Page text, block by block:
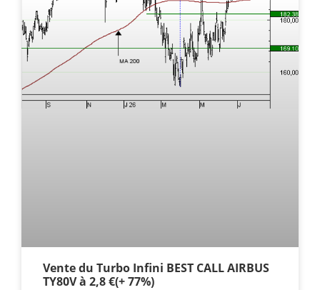
Vente du Turbo Infini BEST CALL AIRBUS
TY80V à 2,8 €(+ 77%)